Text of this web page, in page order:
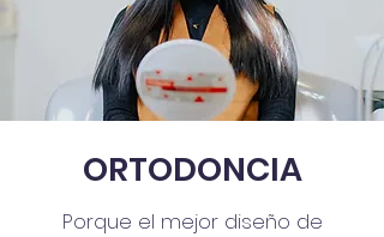
ORTODONCIA
Porque el mejor diseño de